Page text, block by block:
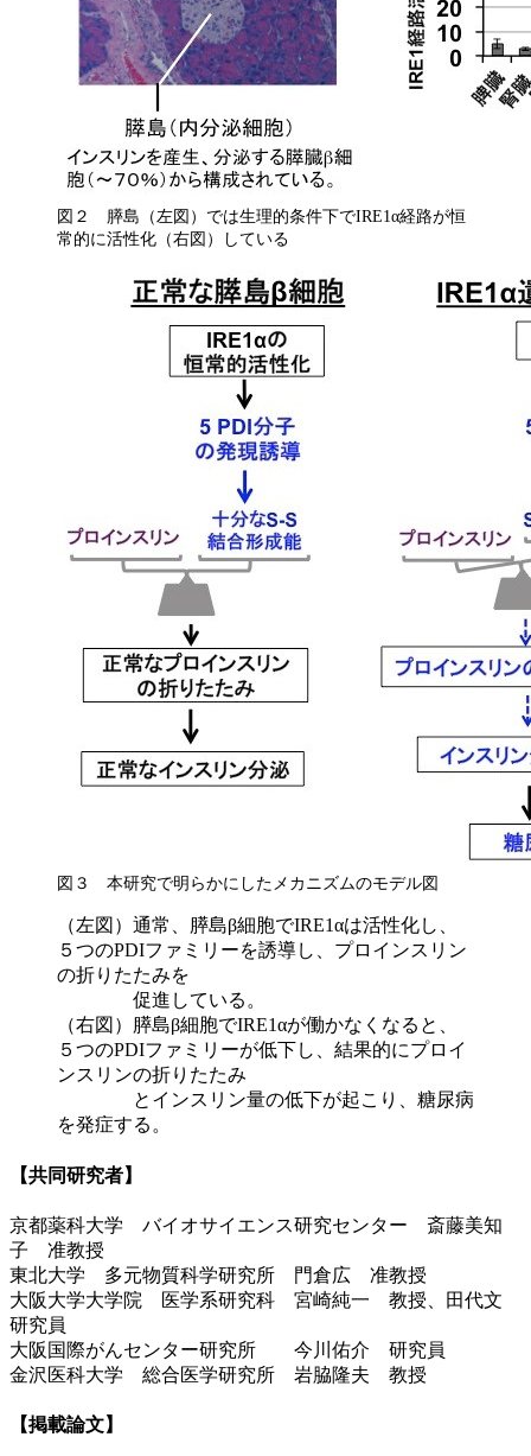
図２ 膵島（左図）では生理的条件下でIRE1α経路が恒
常的に活性化（右図）している
図３ 本研究で明らかにしたメカニズムのモデル図
（左図）通常、膵島β細胞でIRE1αは活性化し、
５つのPDIファミリーを誘導し、プロインスリン
の折りたたみを
促進している。
（右図）膵島β細胞でIRE1αが働かなくなると、
５つのPDIファミリーが低下し、結果的にプロイ
ンスリンの折りたたみ
とインスリン量の低下が起こり、糖尿病
を発症する。
【共同研究者】
京都薬科大学 バイオサイエンス研究センター 斎藤美知
子 准教授
東北大学 多元物質科学研究所 門倉広 准教授
大阪大学大学院 医学系研究科 宮崎純一 教授、田代文
研究員
大阪国際がんセンター研究所 今川佑介 研究員
金沢医科大学 総合医学研究所 岩脇隆夫 教授
【掲載論文】